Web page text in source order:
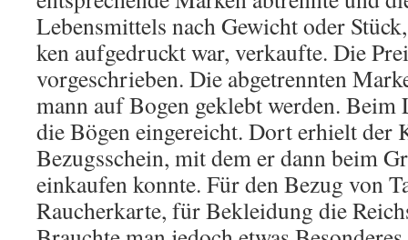
Lebensmittels nach Gewicht oder
ken aufgedruckt war, verkaufte. Die
vorgeschrieben. Die ab­getrennten
mann auf Bogen geklebt werden. Beim
die Bögen einge­reicht. Dort erhielt der
Bezugsschein, mit dem er dann beim
einkaufen konnte. Für den Bezug von
Raucherkarte, für Bekleidung die